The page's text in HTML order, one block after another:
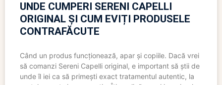
UNDE CUMPERI SERENI CAPELLI
ORIGINAL ȘI CUM EVIȚI PRODUSELE
CONTRAFĂCUTE
Când un produs funcționează, apar și copiile. Dacă vrei
să comanzi Sereni Capelli original, e important să știi de
unde îl iei ca să primești exact tratamentul autentic, la